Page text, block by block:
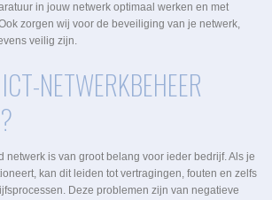
in jouw netwerk optimaal werken en met
zorgen wij voor de beveiliging van je netwerk,
veilig zijn.
NETWERKBEHEER
netwerk is van groot belang voor ieder bedrijf. Als je
kan dit leiden tot vertragingen, fouten en zelfs
Deze problemen zijn van negatieve